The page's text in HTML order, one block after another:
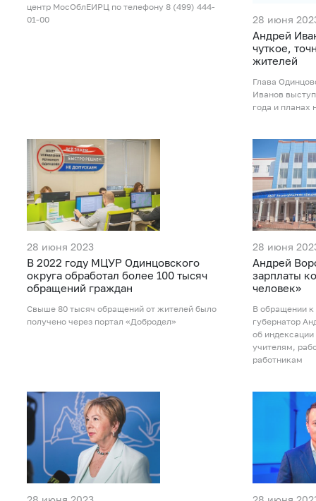
центр МосОблЕИРЦ по телефону 8 (499) 444-
01-00
28 июня
Андрей
чуткое,
жителей
Глава
Иванов
года и
28 июня 2023
В 2022 году МЦУР Одинцовского
округа обработал более 100 тысяч
обращений граждан
Свыше 80 тысяч обращений от жителей было
получено через портал «Добродел»
28 июня
Андрей
зарплаты
человек»
В обращении
губернатор
об
учителям,
работникам